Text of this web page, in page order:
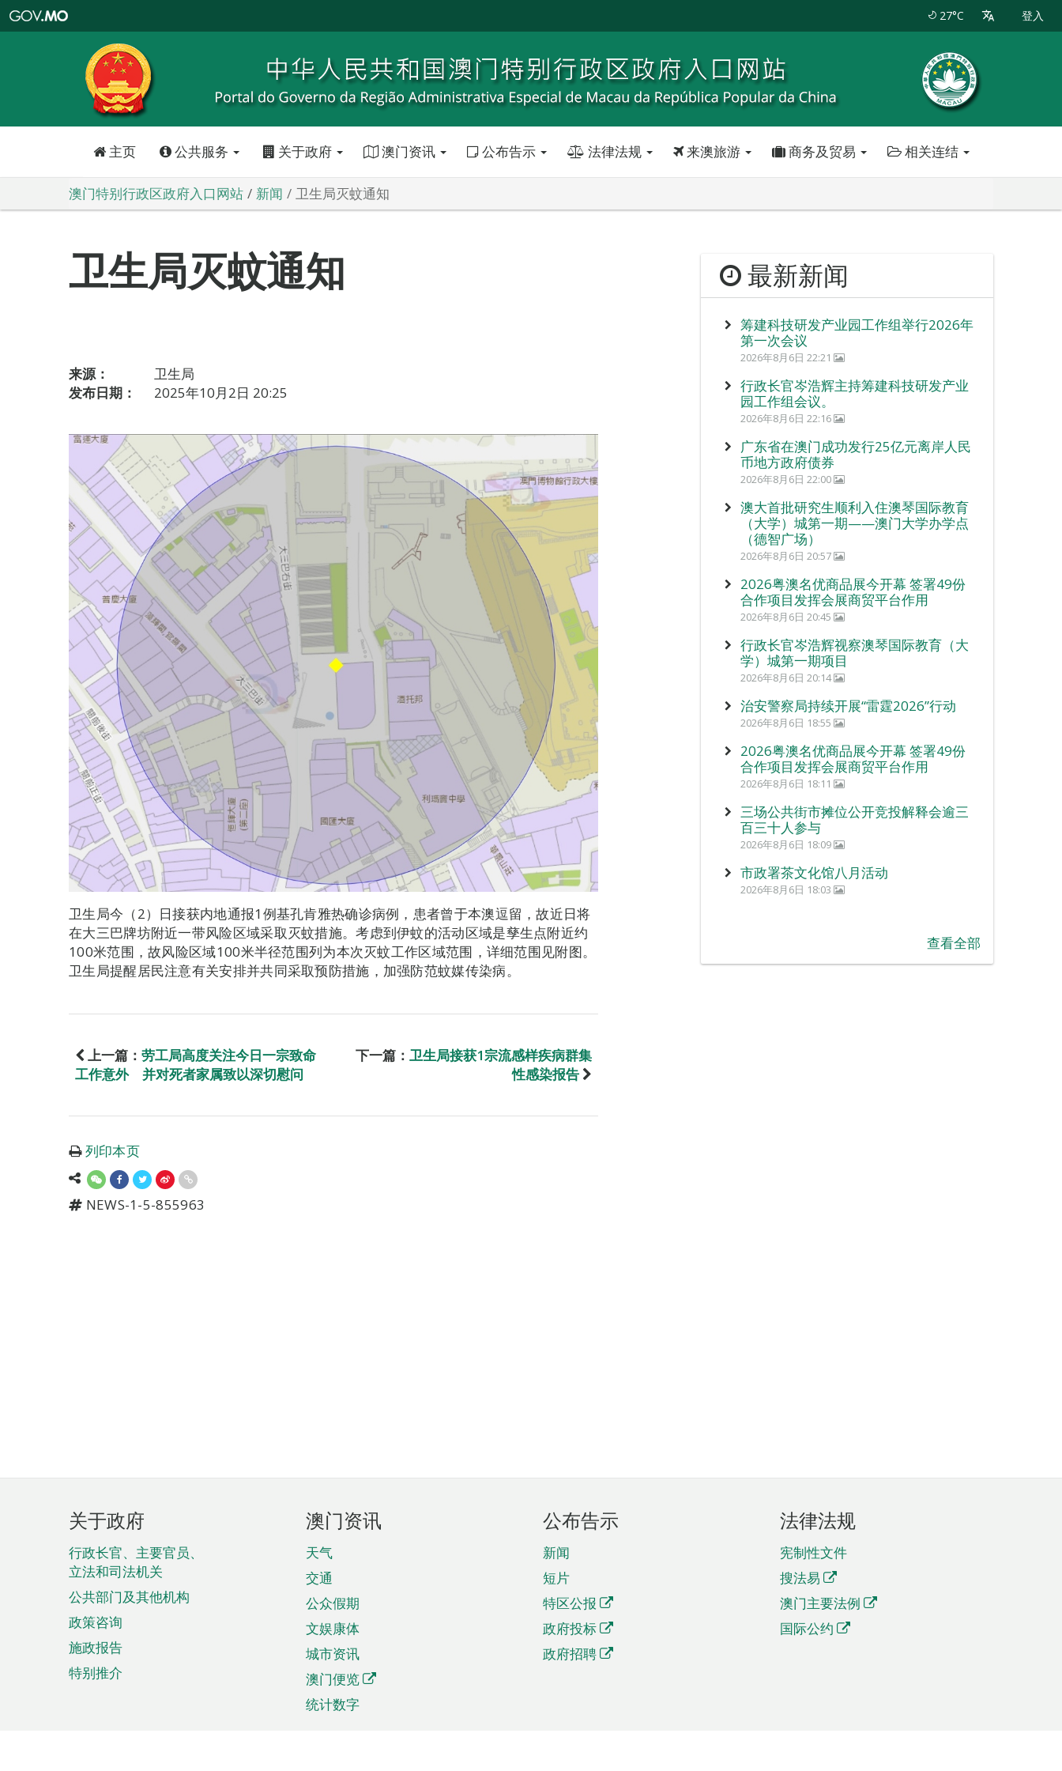
特
政
区
政
口
27°C 登入
主页 公共服务 关于政府 澳门资讯 公布告示 法律法规 来澳旅游 商务及贸易 相关连结
澳门特别行政区政府入口网站 新闻 卫生局灭蚊通知
卫生局灭蚊通知
来源：
卫生局
发布日期：
2025年10月2日 20:25
卫生局今（2）日接获内地通报1例基孔肯雅热确诊病例，患者曾于本澳逗留，故近日将
在大三巴牌坊附近一带风险区域采取灭蚊措施。考虑到伊蚊的活动区域是孳生点附近约
100米范围，故风险区域100米半径范围列为本次灭蚊工作区域范围，详细范围见附图。
卫生局提醒居民注意有关安排并共同采取预防措施，加强防范蚊媒传染病。
上一篇： 劳工局高度关注今日一宗致命
工作意外 并对死者家属致以深切慰问
下一篇： 卫生局接获1宗流感样疾病群集
性感染报告
列印本页
NEWS-1-5-855963
最新新闻
筹建科技研发产业园工作组举行2026年
第一次会议
2026年8月6日 22:21
行政长官岑浩辉主持筹建科技研发产业
园工作组会议。
2026年8月6日 22:16
广东省在澳门成功发行25亿元离岸人民
币地方政府债券
2026年8月6日 22:00
澳大首批研究生顺利入住澳琴国际教育
（大学）城第一期——澳门大学办学点
（德智广场）
2026年8月6日 20:57
2026粤澳名优商品展今开幕 签署49份
合作项目发挥会展商贸平台作用
2026年8月6日 20:45
行政长官岑浩辉视察澳琴国际教育（大
学）城第一期项目
2026年8月6日 20:14
治安警察局持续开展“雷霆2026”行动
2026年8月6日 18:55
2026粤澳名优商品展今开幕 签署49份
合作项目发挥会展商贸平台作用
2026年8月6日 18:11
三场公共街市摊位公开竞投解释会逾三
百三十人参与
2026年8月6日 18:09
市政署茶文化馆八月活动
2026年8月6日 18:03
查看全部
页
脚
菜
单
关于政府
行政长官、主要官员、
立法和司法机关
公共部门及其他机构
政策咨询
施政报告
特别推介
澳门资讯
天气
交通
公众假期
文娱康体
城市资讯
澳门便览
统计数字
公布告示
新闻
短片
特区公报
政府投标
政府招聘
法律法规
宪制性文件
搜法易
澳门主要法例
国际公约